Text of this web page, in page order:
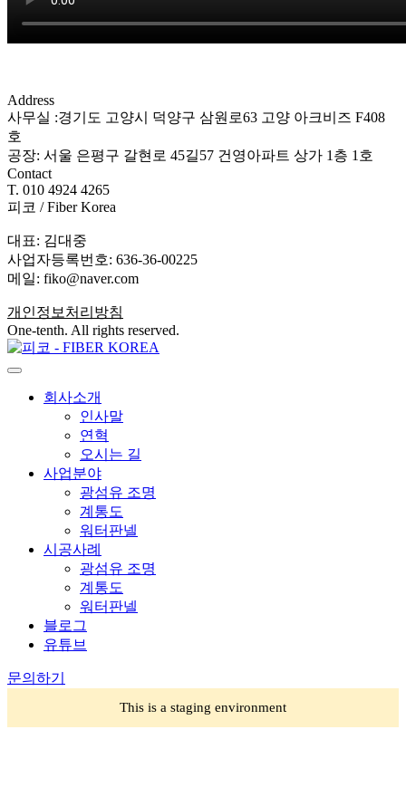
Address
사무실 :경기도 고양시 덕양구 삼원로63 고양 아크비즈 F408
호
공장: 서울 은평구 갈현로 45길57 건영아파트 상가 1층 1호
Contact
T. 010 4924 4265
피코 / Fiber Korea
대표: 김대중
사업자등록번호: 636-36-00225
메일: fiko@naver.com
개인정보처리방침
One-tenth. All rights reserved.
회사소개
인사말
연혁
오시는 길
사업분야
광섬유 조명
계통도
워터판넬
시공사례
광섬유 조명
계통도
워터판넬
블로그
유튜브
문의하기
This is a staging environment